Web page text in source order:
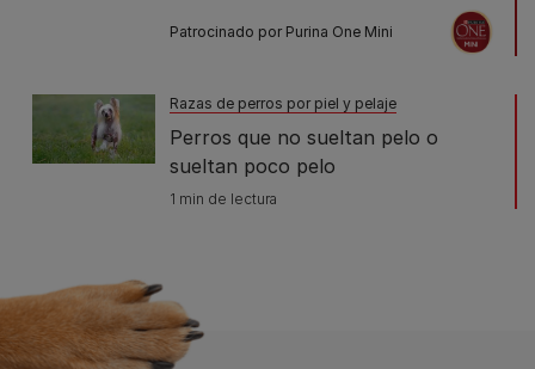
Patrocinado por Purina One Mini
Razas de perros por piel y pelaje
Perros que no sueltan pelo o
sueltan poco pelo
1 min de lectura